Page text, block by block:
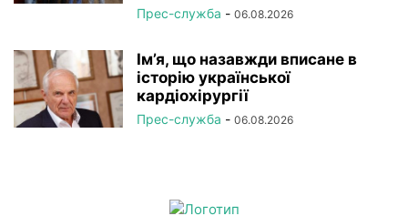
Прес-служба - 06.08.2026
Ім’я, що назавжди вписане в
історію української
кардіохірургії
Прес-служба - 06.08.2026